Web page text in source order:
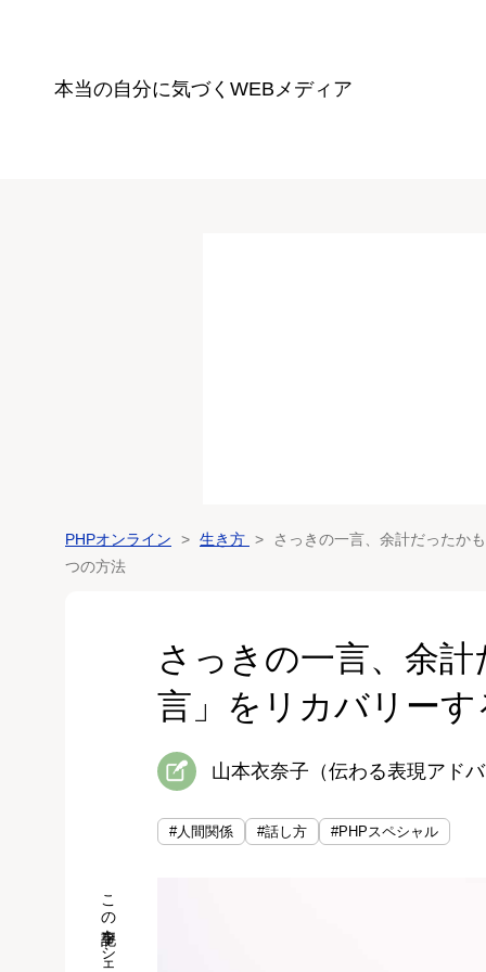
本当の自分に気づく WEBメディア
PHPオンライン 生き方
さっきの一言、余計だったか
つの方法
さっきの一言、余
言」をリカバリー
山本衣奈子（伝わる表現アド
#人間関係 #話し方 #PHPスペシャル
この記事をシェア